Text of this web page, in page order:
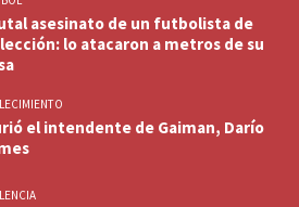
asesinato de un futbolista de
lo atacaron a metros de su
el intendente de Gaiman, Darío